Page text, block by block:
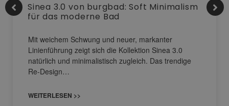
Sinea 3.0 von burgbad: Soft Minimalism
für das moderne Bad
Mit weichem Schwung und neuer, markanter
Linienführung zeigt sich die Kollektion Sinea 3.0
natürlich und minimalistisch zugleich. Das trendige
Re-Design…
WEITERLESEN >>